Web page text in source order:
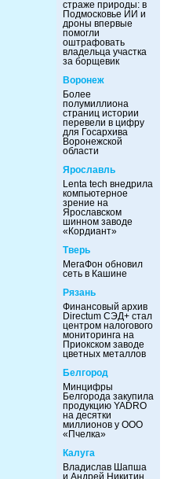
страже природы: в
Подмосковье ИИ и
дроны впервые
помогли
оштрафовать
владельца участка
за борщевик
Воронеж
Более
полумиллиона
страниц истории
перевели в цифру
для Госархива
Воронежской
области
Ярославль
Lenta tech внедрила
компьютерное
зрение на
Ярославском
шинном заводе
«Кордиант»
Тверь
МегаФон обновил
сеть в Кашине
Рязань
Финансовый архив
Directum СЭД+ стал
центром налогового
мониторинга на
Приокском заводе
цветных металлов
Белгород
Минцифры
Белгорода закупила
продукцию YADRO
на десятки
миллионов у ООО
«Пчелка»
Калуга
Владислав Шапша
и Андрей Никитин